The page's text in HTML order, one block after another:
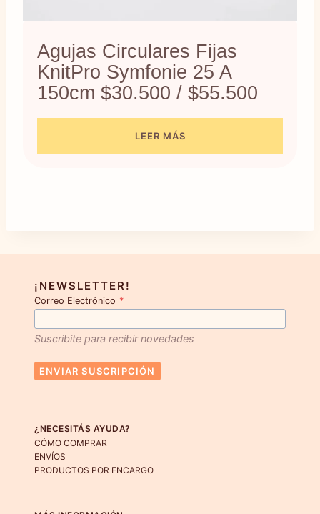
Agujas Circulares Fijas
KnitPro Symfonie 25 A
150cm $30.500 / $55.500
LEER MÁS
¡NEWSLETTER!
Correo Electrónico *
Suscribite para recibir novedades
ENVIAR SUSCRIPCIÓN
¿NECESITÁS AYUDA?
CÓMO COMPRAR
ENVÍOS
PRODUCTOS POR ENCARGO